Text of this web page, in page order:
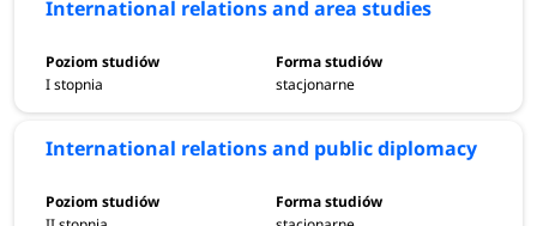
International relations and area studies
I stopnia stacjonarne
International relations and public diplomacy